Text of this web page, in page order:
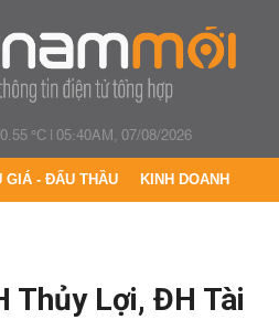
°C|05:40AM, 07/08/2026
GIÁ - ĐẤU THẦU KINH DOANH
Thủy Lợi, ĐH Tài